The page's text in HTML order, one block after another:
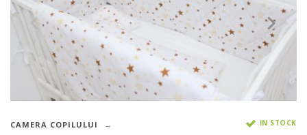
CAMERA COPILULUI
IN STOCK